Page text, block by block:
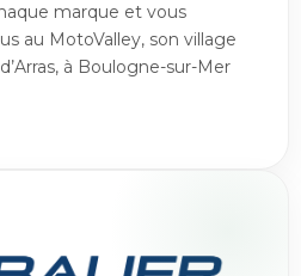
marque et vous
au MotoValley, son village
à Boulogne-sur-Mer